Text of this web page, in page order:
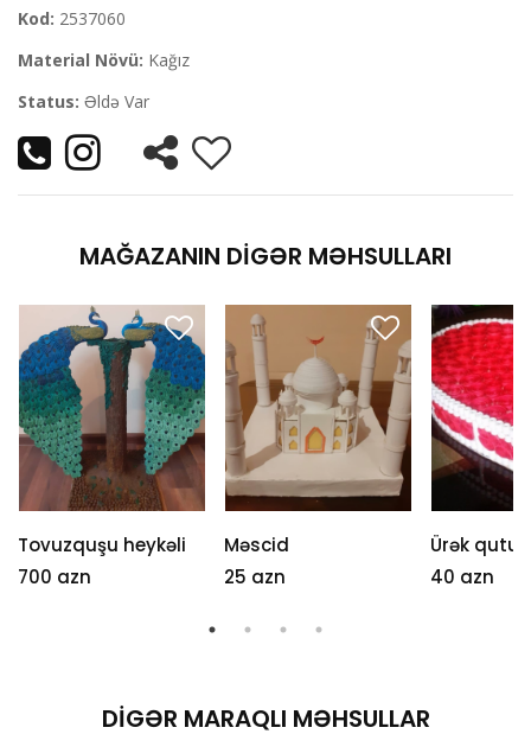
Kod: 2537060
Material Növü: Kağız
Status: Əldə Var
MAĞAZANIN DIGƏR MƏHSULLARI
Tovuzquşu heykəli
700 azn
Məscid
25 azn
Ürək
40 azn
DIGƏR MARAQLI MƏHSULLAR